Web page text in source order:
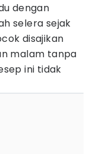
dengan
selera sejak
disajikan
malam tanpa
ini tidak